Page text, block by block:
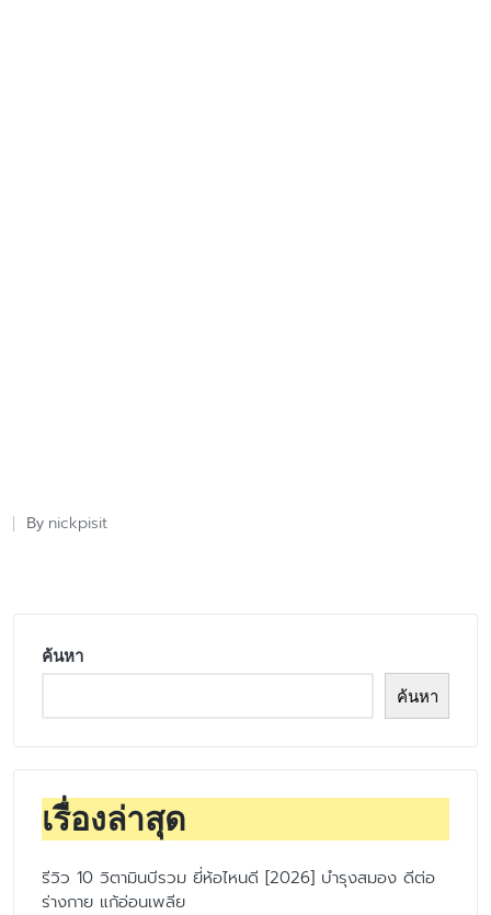
Posted
By nickpisit
ค้นหา
ค้นหา
เรื่องล่าสุด
รีวิว 10 วิตามินบีรวม ยี่ห้อไหนดี [2026] บำรุงสมอง ดีต่อ
ร่างกาย แก้อ่อนเพลีย